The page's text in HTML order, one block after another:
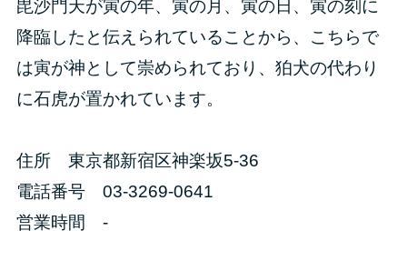
毘沙門天が寅の年、寅の月、寅の日、寅の刻に
降臨したと伝えられていることから、こちらで
は寅が神として崇められており、狛犬の代わり
に石虎が置かれています。
住所 東京都新宿区神楽坂5-36
電話番号 03-3269-0641
営業時間 -